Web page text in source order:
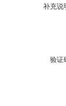
补充说
验证